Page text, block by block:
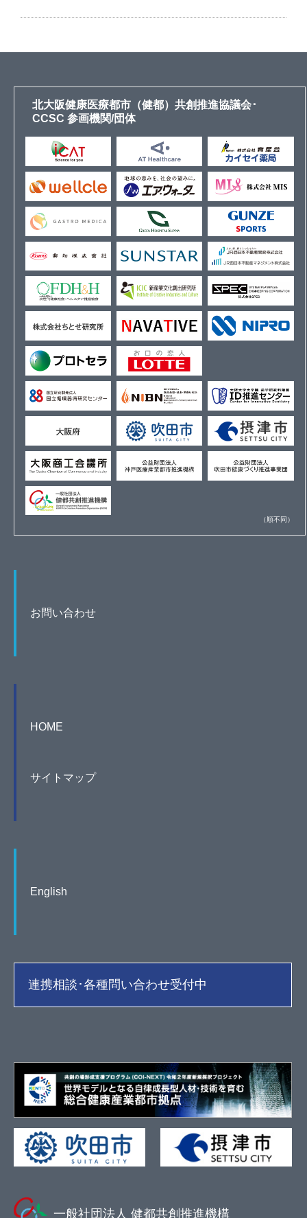
北大阪健康医療都市（健都）共創推進協議会･
CCSC 参画機関/団体
（順不同）
お問い合わせ
HOME
サイトマップ
English
連携相談･各種問い合わせ受付中
一般社団法人 健都共創推進機構